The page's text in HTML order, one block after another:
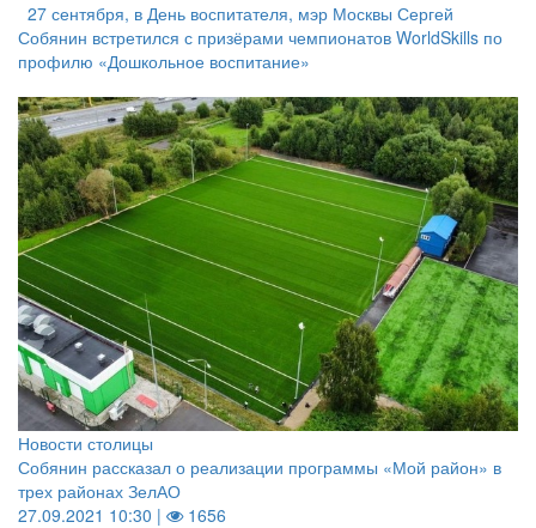
27 сентября, в День воспитателя, мэр Москвы Сергей
Собянин встретился с призёрами чемпионатов WorldSkills по
профилю «Дошкольное воспитание»
Новости столицы
Собянин рассказал о реализации программы «Мой район» в
трех районах ЗелАО
27.09.2021 10:30 |
1656